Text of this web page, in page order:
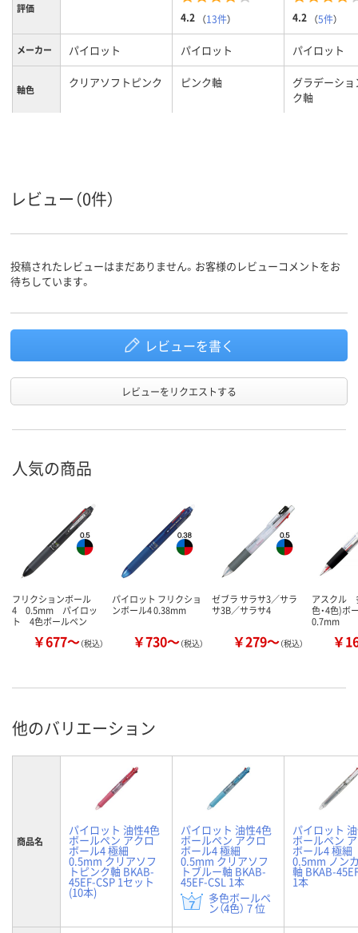
評価
4.2 （13件） 4.2 （5件）
メーカー パイロット パイロット パイロット
軸色 クリアソフトピンク ピンク軸
グラデーシ
ク軸
インク種
類
アクロインキ
インク色 黒、赤、青、緑
レビュー（0件）
投稿されたレビューはまだありません。お客様のレビューコメントをお
待ちしています。
レビューを書く
レビューをリクエストする
人気の商品
フリクションボール
4 0.5mm パイロッ
ト 4色ボールペン
￥677～（税込）
パイロット フリクショ
ンボール4 0.38mm
￥730～（税込）
ゼブラ サラサ3／サラ
サ3B／サラサ4
￥279～（税込）
アスクル
色・4色)
0.7mm
￥
他のバリエーション
商品名
パイロット 油性4色
ボールペン アクロ
ボール4 極細
0.5mm クリアソフ
トピンク軸 BKAB-
45EF-CSP 1セット
(10本)
パイロット 油性4色
ボールペン アクロ
ボール4 極細
0.5mm クリアソフ
トブルー軸 BKAB-
45EF-CSL 1本
多色ボールペ
ン（4色） 7 位
パイロット
ボールペン
ボール4 極細
0.5mm ノン
軸 BKAB-
1本